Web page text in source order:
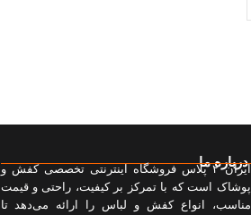
درباره ماایران ۲ پلاس فروشگاه اینترنتی تخصصی کفش و
پوشاک است که با تمرکز بر کیفیت، راحتی و قیمت
مناسب، انواع کفش و لباس را ارائه می‌دهد تا